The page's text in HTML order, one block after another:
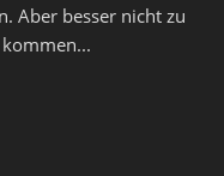
Aber besser nicht zu